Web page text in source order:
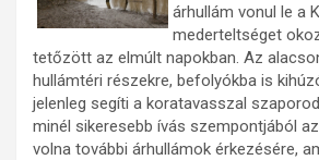
árhullám vonul le a
mederteltséget
tetőzött az elmúlt napokban. Az
hullámtéri részekre, befolyókba is
jelenleg segíti a koratavasszal
minél sikeresebb ívás szempontjából
volna további árhullámok érkezésére,